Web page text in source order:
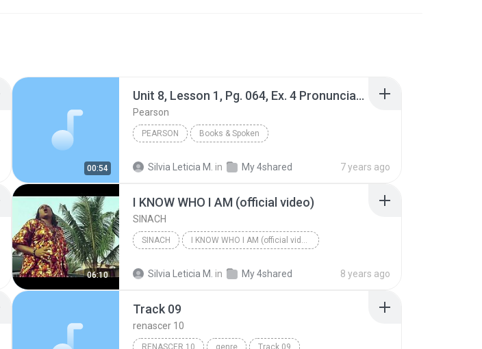
00:54
Unit 8, Lesson 1, Pg. 064, Ex. 4 Pronunciation
Pearson
PEARSON Books & Spoken
Silvia Leticia M. in My 4shared 7 years ago
06:10
I KNOW WHO I AM (official video)
SINACH
SINACH I KNOW WHO I AM (official video)
Silvia Leticia M. in My 4shared 8 years ago
Track 09
renascer 10
RENASCER 10 genre Track 09